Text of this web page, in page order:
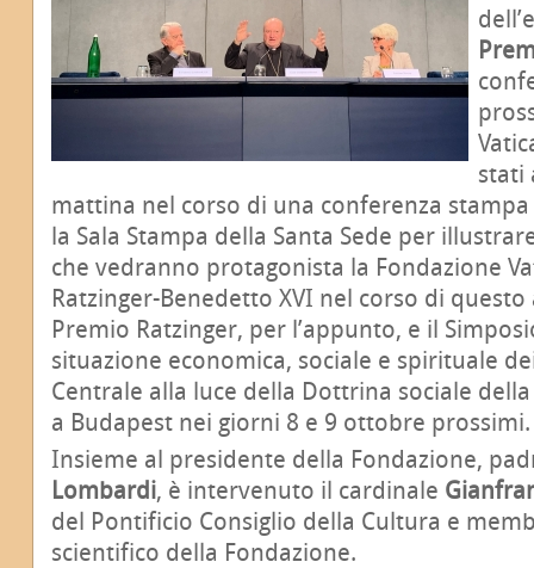
stati
mattina nel corso di una conferenza
la Sala Stampa della Santa Sede per
che vedranno protagonista la Fondazione
Ratzinger-Benedetto XVI nel corso di
Premio Ratzinger, per l’appunto, e il
situazione economica, sociale e spirituale
Centrale alla luce della Dottrina sociale
a Budapest nei giorni 8 e 9 ottobre prossimi.
Insieme al presidente della Fondazione,
Lombardi, è intervenuto il cardinale
del Pontificio Consiglio della Cultura e
scientifico della Fondazione.